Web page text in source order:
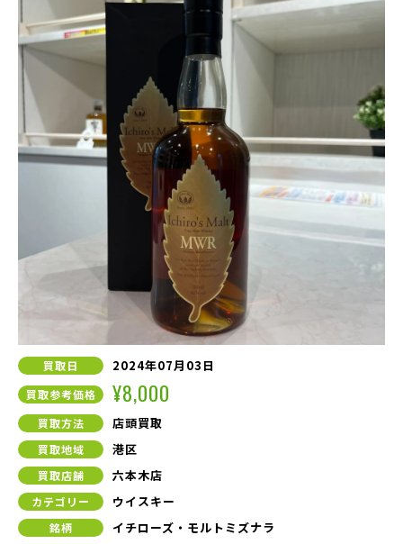
買取日 2024年07月03日
買取参考価格 ¥8,000
買取方法 店頭買取
買取地域 港区
買取店舗 六本木店
カテゴリー ウイスキー
銘柄 イチローズ・モルトミズナラ